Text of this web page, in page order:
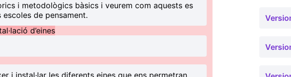
i metodològics bàsics i veurem com aquests es
de pensament.
d’eines
i instal·lar les diferents eines que ens permetran